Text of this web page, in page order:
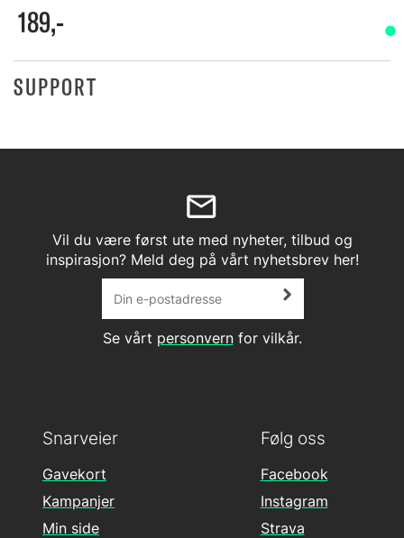
189,-
SUPPORT
Vil du være først ute med nyheter, tilbud og
inspirasjon? Meld deg på vårt nyhetsbrev her!
Se vårt personvernfor vilkår.
Følg oss
Facebook
Instagram
Strava
Snarveier
Gavekort
Kampanjer
Min side